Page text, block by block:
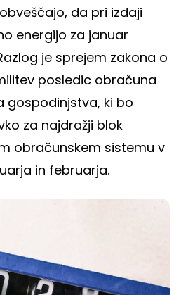
da pri izdaji
energijo za januar
je sprejem zakona o
posledic obračuna
gospodinjstva, ki bo
za najdražji blok
obračunskem sistemu v
in februarja.